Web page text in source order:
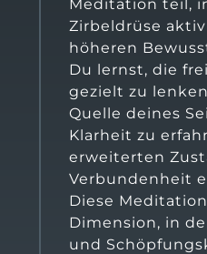
Meditation teil,
Zirbeldrüse
höheren
Du lernst, die
gezielt zu
Quelle deines
Klarheit zu
erweiterten
Verbundenheit
Diese
Dimension, in
und